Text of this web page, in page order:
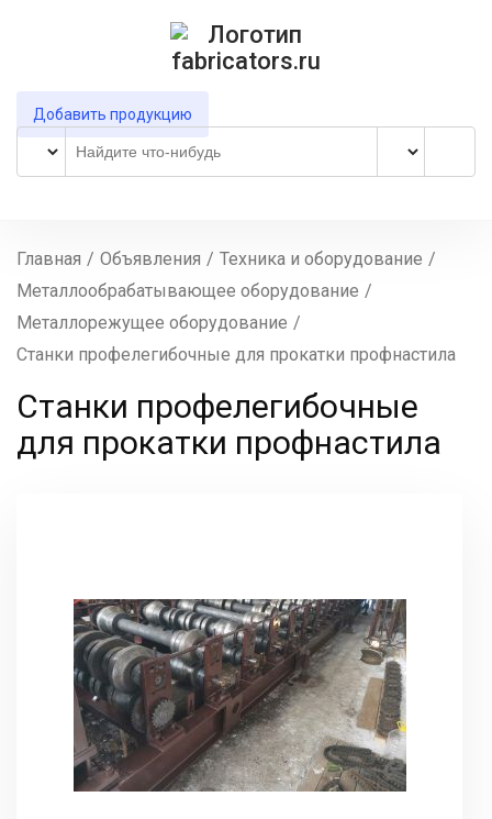
Добавить продукцию
Главная / Объявления / Техника и оборудование /
Металлообрабатывающее оборудование /
Металлорежущее оборудование /
Станки профелегибочные для прокатки профнастила
Станки профелегибочные
для прокатки профнастила